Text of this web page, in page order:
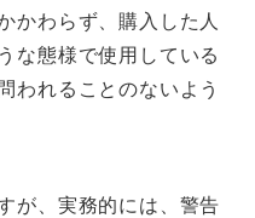
かわらず、購入した人
な態様で使用している
われることのないよう
が、実務的には、警告